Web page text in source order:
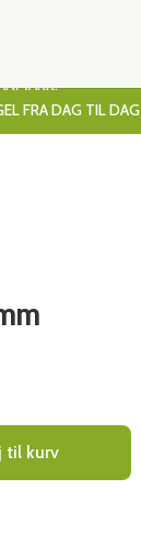
FRA DAG TIL DAG
til kurv